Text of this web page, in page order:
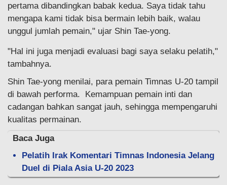
pertama dibandingkan babak kedua. Saya tidak tahu
mengapa kami tidak bisa bermain lebih baik, walau
unggul jumlah pemain," ujar Shin Tae-yong.
"Hal ini juga menjadi evaluasi bagi saya selaku pelatih,"
tambahnya.
Shin Tae-yong menilai, para pemain Timnas U-20 tampil
di bawah performa. Kemampuan pemain inti dan
cadangan bahkan sangat jauh, sehingga mempengaruhi
kualitas permainan.
Baca Juga
Pelatih Irak Komentari Timnas Indonesia Jelang
Duel di Piala Asia U-20 2023